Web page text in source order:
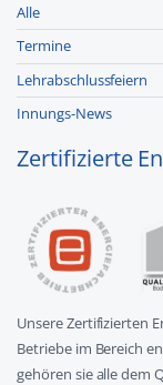
Alle
Termine
Lehr­abschluss­feiern
Innungs-News
Zertifizierte
Unsere Zertifizierten
Betriebe im Bereich
gehören sie alle dem